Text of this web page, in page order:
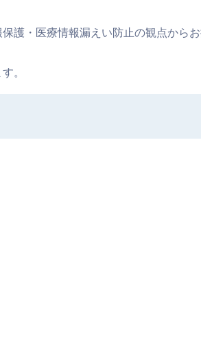
護・医療情報漏えい防止の観点からお
。